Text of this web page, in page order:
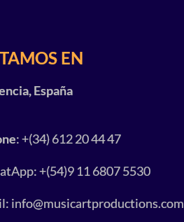
EN
España
: +(34) 612 20 44 47
+(54)9 11 6807 5530
info@musicartproductions.com